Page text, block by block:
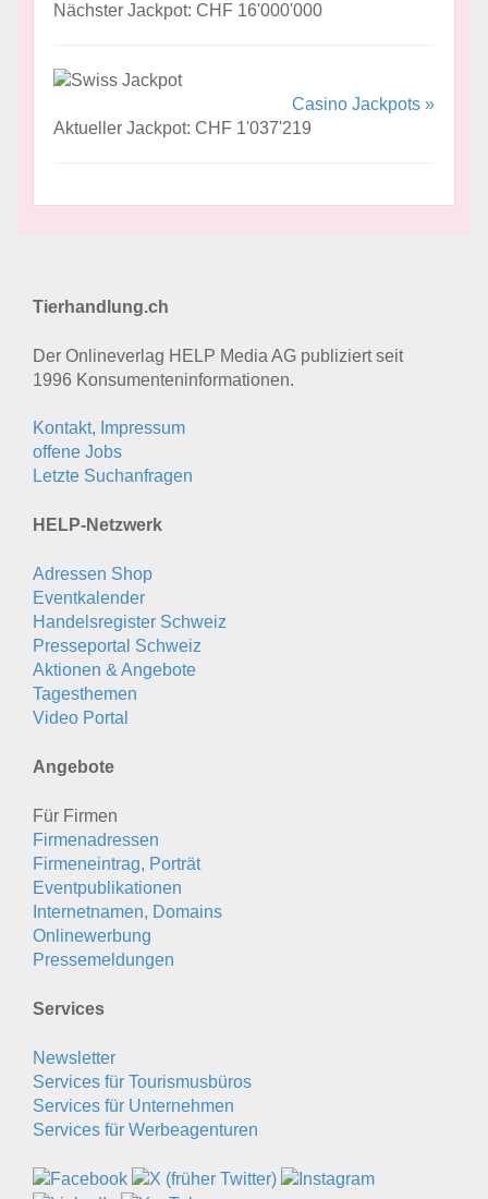
Nächster Jackpot: CHF 16'000'000
Casino Jackpots »
Aktueller Jackpot: CHF 1'037'219
Tierhandlung.ch
Der Onlineverlag HELP Media AG publiziert seit
1996 Konsumenten­informationen.
Kontakt, Impressum
offene Jobs
Letzte Suchanfragen
HELP-Netzwerk
Adressen Shop
Eventkalender
Handelsregister Schweiz
Presseportal Schweiz
Aktionen & Angebote
Tagesthemen
Video Portal
Angebote
Für Firmen
Firmenadressen
Firmeneintrag, Porträt
Eventpublikationen
Internetnamen, Domains
Onlinewerbung
Pressemeldungen
Services
Newsletter
Services für Tourismusbüros
Services für Unternehmen
Services für Werbeagenturen